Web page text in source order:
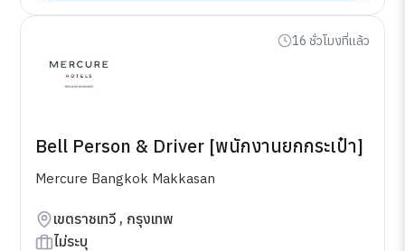
16 ชั่วโมงที่แล้ว
Bell Person & Driver [พนักงานยกกระเป๋า]
Mercure Bangkok Makkasan
เขตราชเทวี , กรุงเทพ
ไม่ระบุ